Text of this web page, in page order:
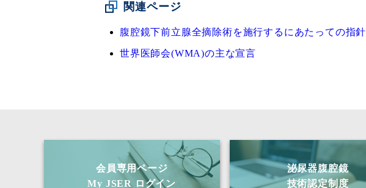
関連ページ
腹腔鏡下前立腺全摘除術を施行するにあたっての指針
世界医師会(WMA)の主な宣言
会員専用ページ
My JSER ログイン
泌尿器腹腔鏡
技術認定制度